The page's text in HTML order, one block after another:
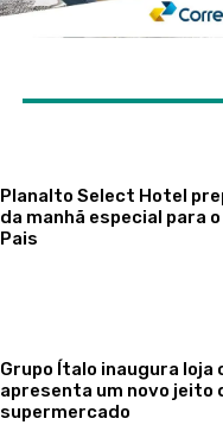
Planalto Select Hotel
da manhã especial para o
Pais
Grupo Ítalo inaugura loja
apresenta um novo jeito
supermercado